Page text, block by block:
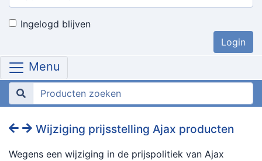
Ingelogd blijven
Menu
Wijziging prijsstelling Ajax producten
Wegens een wijziging in de prijspolitiek van Ajax